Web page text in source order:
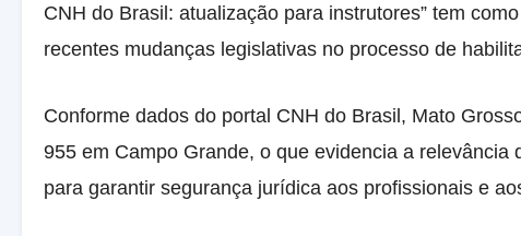
CNH do Brasil: atualização para instrutores” tem
recentes mudanças legislativas no processo de
Conforme dados do portal CNH do Brasil, Mato
955 em Campo Grande, o que evidencia a
para garantir segurança jurídica aos profissionais e